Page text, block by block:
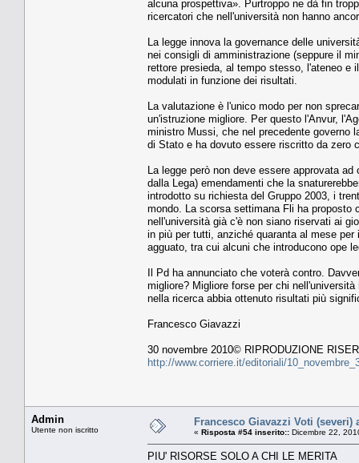
alcuna prospettiva». Purtroppo ne dà fin
ricercatori che nell'università non hanno
La legge innova la governance delle
nei consigli di amministrazione (seppure il
rettore presieda, al tempo stesso, l'ateneo e
modulati in funzione dei risultati.
La valutazione è l'unico modo per non
un'istruzione migliore. Per questo l'Anvur,
ministro Mussi, che nel precedente governo
di Stato e ha dovuto essere riscritto da zero
La legge però non deve essere approvata
dalla Lega) emendamenti che la
introdotto su richiesta del Gruppo 2003, i
mondo. La scorsa settimana Fli ha proposto
nell'università già c'è non siano riservati ai
in più per tutti, anziché quaranta al mese
agguato, tra cui alcuni che introducono ope
Il Pd ha annunciato che voterà contro.
migliore? Migliore forse per chi
nella ricerca abbia ottenuto risultati più
Francesco Giavazzi
30 novembre 2010© RIPRODUZIONE
http://www.corriere.it/editoriali/
Admin
Utente non iscritto
Francesco Giavazzi Voti (severi)
« Risposta #54 inserito:: Dicembre 22,
PIU' RISORSE SOLO A CHI LE MERITA